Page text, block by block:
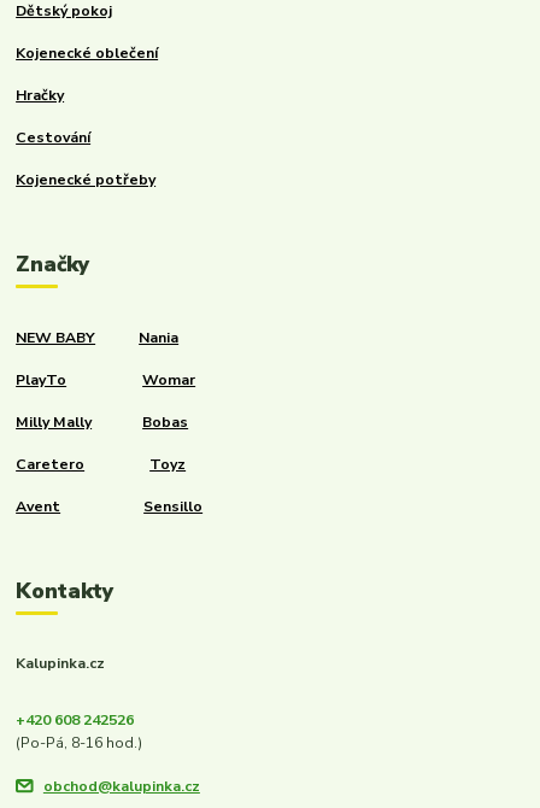
Dětský pokoj
Kojenecké oblečení
Hračky
Cestování
Kojenecké potřeby
Značky
NEW BABY Nania
PlayTo Womar
Milly Mally Bobas
Caretero Toyz
Avent Sensillo
Kontakty
Kalupinka.cz
+420 608 242526
(Po-Pá, 8-16 hod.)
obchod@kalupinka.cz